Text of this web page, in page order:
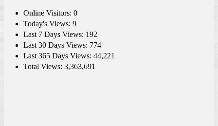
Online Visitors: 0
Today's Views: 9
Last 7 Days Views: 192
Last 30 Days Views: 774
Last 365 Days Views: 44,221
Total Views: 3,363,691